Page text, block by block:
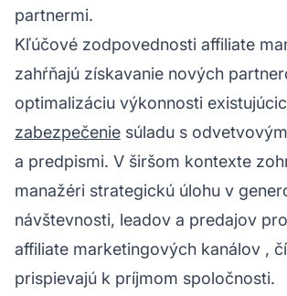
partnermi.
Kľúčové zodpovednosti affiliate
zahŕňajú získavanie nových
optimalizáciu výkonnosti
zabezpečenie súladu s
a predpismi. V širšom kontexte
manažéri strategickú úlohu v
návštevnosti, leadov a predajov
affiliate marketingových kanálov ,
prispievajú k príjmom spoločnosti.